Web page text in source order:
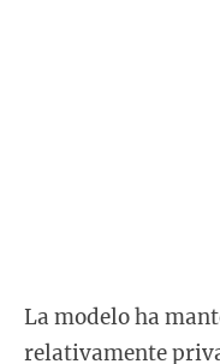
La modelo ha
relativamente